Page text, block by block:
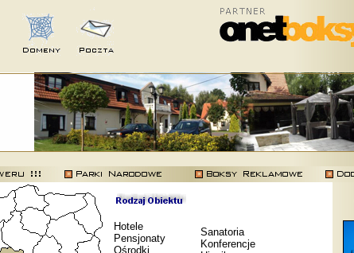
Hotele
Pensjonaty
Ośrodki
Sanatoria
Konferencje